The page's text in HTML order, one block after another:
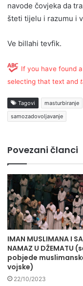
navode čovjeka da
šteti tijelu i razumu i
Ve billahi tevfik.
If you have found
selecting that text and
Tagovi masturbiranje
samozadovoljavanje
Povezani članci
IMAN MUSLIMANA I
NAMAZ U DŽEMATU
pobjede
vojske)
22/10/2023